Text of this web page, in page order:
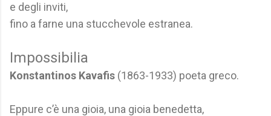
e degli inviti,
fino a farne una stucchevole estranea.
Impossibilia
Konstantinos Kavafis (1863-1933) poeta greco.
Eppure c’è una gioia, una gioia benedetta,